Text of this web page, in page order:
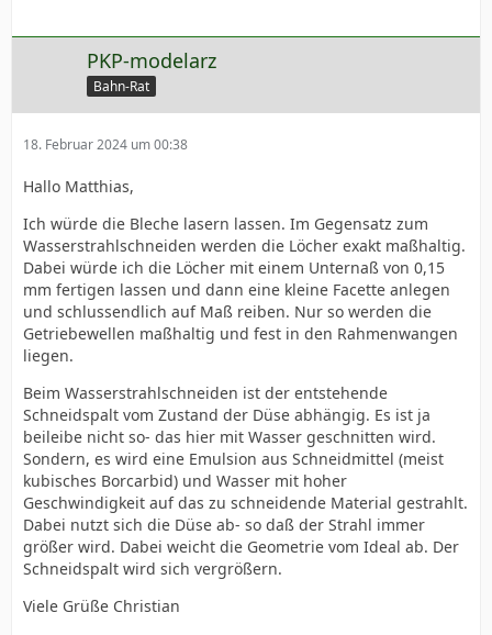
PKP-modelarz
Bahn-Rat
18. Februar 2024 um 00:38
Hallo Matthias,
Ich würde die Bleche lasern lassen. Im Gegensatz zum
Wasserstrahlschneiden werden die Löcher exakt maßhaltig.
Dabei würde ich die Löcher mit einem Unternaß von 0,15
mm fertigen lassen und dann eine kleine Facette anlegen
und schlussendlich auf Maß reiben. Nur so werden die
Getriebewellen maßhaltig und fest in den Rahmenwangen
liegen.
Beim Wasserstrahlschneiden ist der entstehende
Schneidspalt vom Zustand der Düse abhängig. Es ist ja
beileibe nicht so- das hier mit Wasser geschnitten wird.
Sondern, es wird eine Emulsion aus Schneidmittel (meist
kubisches Borcarbid) und Wasser mit hoher
Geschwindigkeit auf das zu schneidende Material gestrahlt.
Dabei nutzt sich die Düse ab- so daß der Strahl immer
größer wird. Dabei weicht die Geometrie vom Ideal ab. Der
Schneidspalt wird sich vergrößern.
Viele Grüße Christian